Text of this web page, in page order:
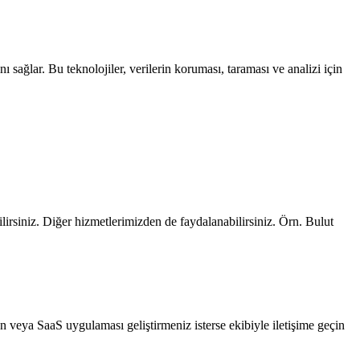
sağlar. Bu teknolojiler, verilerin koruması, taraması ve analizi için
Diğer hizmetlerimizden de faydalanabilirsiniz. Örn. Bulut
veya SaaS uygulaması geliştirmeniz isterse ekibiyle iletişime geçin